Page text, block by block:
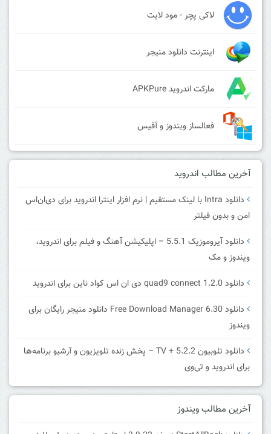
لاکی پچر - مود لایت
اینترنت دانلود منیجر
مارکت اندروید APKPure
فعالساز ویندوز و آفیس
آخرین مطالب اندروید
دانلود Intra با لینک مستقیم | نرم افزار اینترا اندروید برای دی‌ان‌اس
امن و بدون فیلتر
دانلود آیروموزیک 5.5.1 – اپلیکیشن آهنگ و فیلم برای اندروید،
ویندوز و مک
دانلود quad9 connect 1.2.0 دی ان اس کواد ناین برای اندروید
دانلود Free Download Manager 6.30 دانلود منیجر رایگان برای
ویندوز
دانلود تلوبیون 5.2.2 + TV – پخش زنده تلویزیون و آرشیو برنامه‌ها
برای اندروید و تی‌وی
آخرین مطالب ویندوز